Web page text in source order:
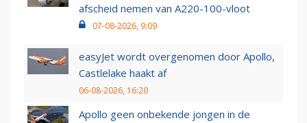
afscheid nemen van A220-100-vloot
07-08-2026, 9:09
easyJet wordt overgenomen door Apollo,
Castlelake haakt af
06-08-2026, 16:20
Apollo geen onbekende jongen in de